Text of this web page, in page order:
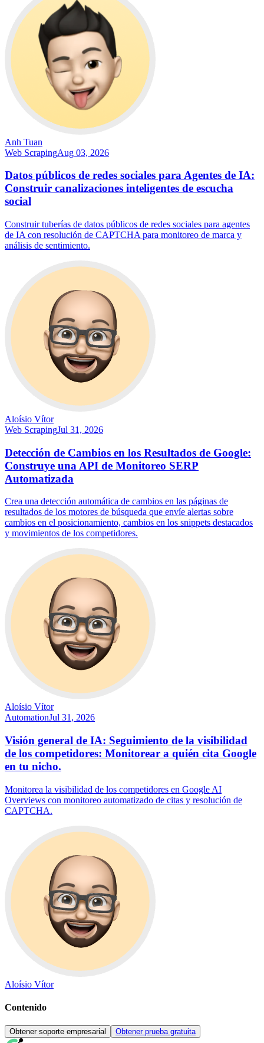
Anh Tuan
Web ScrapingAug 03, 2026
Datos públicos de redes sociales para Agentes de IA:
Construir canalizaciones inteligentes de escucha
social
Construir tuberías de datos públicos de redes sociales para agentes
de IA con resolución de CAPTCHA para monitoreo de marca y
análisis de sentimiento.
Aloísio Vítor
Web ScrapingJul 31, 2026
Detección de Cambios en los Resultados de Google:
Construye una API de Monitoreo SERP
Automatizada
Crea una detección automática de cambios en las páginas de
resultados de los motores de búsqueda que envíe alertas sobre
cambios en el posicionamiento, cambios en los snippets destacados
y movimientos de los competidores.
Aloísio Vítor
AutomationJul 31, 2026
Visión general de IA: Seguimiento de la visibilidad
de los competidores: Monitorear a quién cita Google
en tu nicho.
Monitorea la visibilidad de los competidores en Google AI
Overviews con monitoreo automatizado de citas y resolución de
CAPTCHA.
Aloísio Vítor
Contenido
Obtener soporte empresarial Obtener prueba gratuita